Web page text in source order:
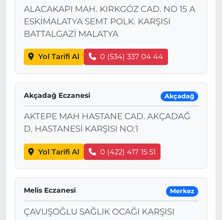
ALACAKAPI MAH. KIRKGÖZ CAD. NO 15 A
ESKİMALATYA SEMT POLK. KARŞISI
BATTALGAZİ MALATYA
Yol Tarifi Al 0 (534) 337 04 44
Akçadağ Eczanesi Akçadağ
AKTEPE MAH HASTANE CAD. AKÇADAĞ
D. HASTANESİ KARŞISI NO:1
Yol Tarifi Al 0 (422) 417 15 51
Melis Eczanesi Merkez
ÇAVUŞOĞLU SAĞLIK OCAĞI KARŞISI